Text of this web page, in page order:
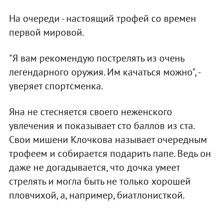
На очереди - настоящий трофей со времен
первой мировой.
"Я вам рекомендую пострелять из очень
легендарного оружия. Им качаться можно", -
уверяет спортсменка.
Яна не стесняется своего неженского
увлечения и показывает сто баллов из ста.
Свои мишени Клочкова называет очередным
трофеем и собирается подарить папе. Ведь он
даже не догадывается, что дочка умеет
стрелять и могла быть не только хорошей
пловчихой, а, например, биатлонисткой.